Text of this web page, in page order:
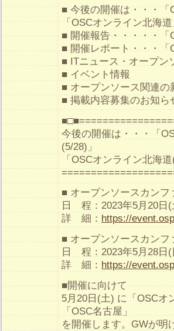
■ 今後の開催は・・・「
「OSCオンライン北海
■ 開催報告・・・・・「
■ 開催レポート・・・「
■ ITニュース・オープン
■ イベント情報
■ オープンソース関連の
■ 掲載内容募集のお知ら
今後の開催は・・・「
(5/28)」
「OSCオンライン北海
■ オープンソースカンフ
日 程：2023年5月20日(
詳 細： https://
■ オープンソースカンフ
日 程：2023年5月28日(
詳 細： https://
■開催に向けて
5月20日(土) に「OSCオ
「OSC名古屋」
を開催します。GWが明